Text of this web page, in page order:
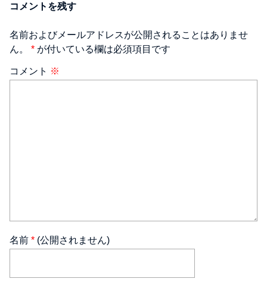
コメントを残す
名前およびメールアドレスが公開されることはありませ
ん。 * が付いている欄は必須項目です
コメント ※
名前 * (公開されません)